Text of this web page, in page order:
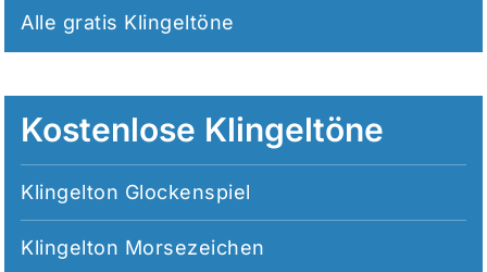
Alle gratis Klingeltöne
Kostenlose Klingeltöne
Klingelton Glockenspiel
Klingelton Morsezeichen